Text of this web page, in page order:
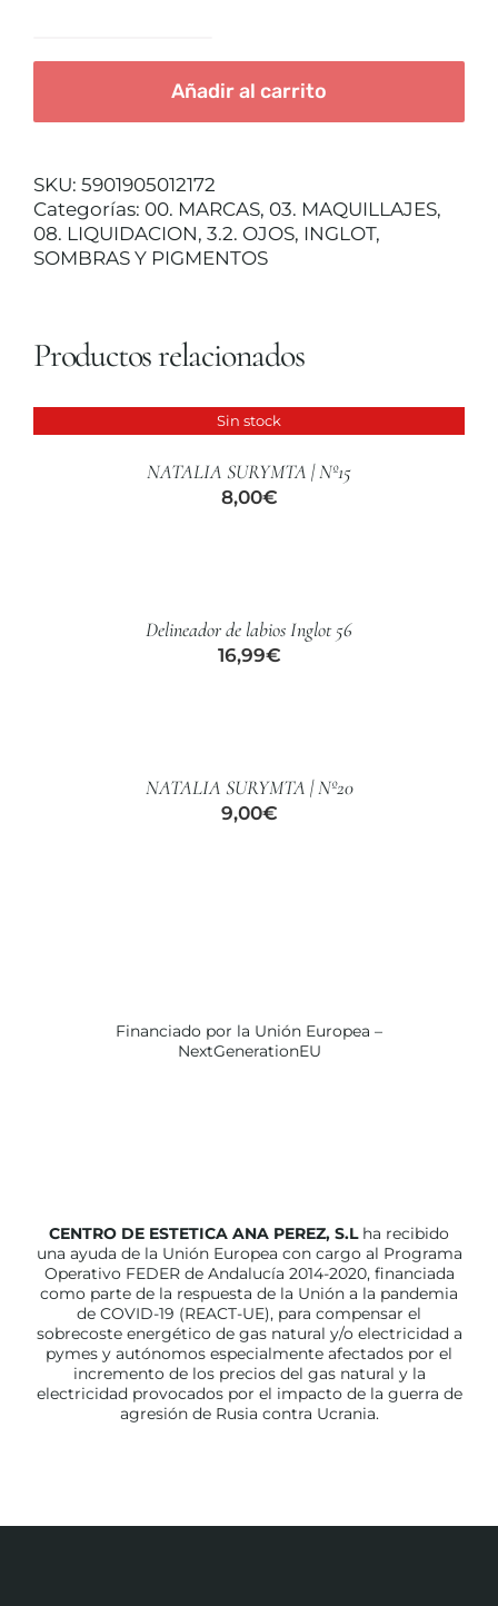
CUIDADO CAPILAR
system
sombra
NEON
256
cantidad
Añadir al carrito
SKU: 5901905012172
Categorías: 00. MARCAS, 03. MAQUILLAJES,
08. LIQUIDACION, 3.2. OJOS, INGLOT,
SOMBRAS Y PIGMENTOS
Productos relacionados
Sin stock
NATALIA SURYMTA | Nº15
8,00€
Delineador de labios Inglot 56
16,99€
NATALIA SURYMTA | Nº20
9,00€
Financiado por la Unión Europea –
NextGenerationEU
CENTRO DE ESTETICA ANA PEREZ, S.Lha recibido
una ayuda de la Unión Europea con cargo al Programa
Operativo FEDER de Andalucía 2014-2020, financiada
como parte de la respuesta de la Unión a la pandemia
de COVID-19 (REACT-UE), para compensar el
sobrecoste energético de gas natural y/o electricidad a
pymes y autónomos especialmente afectados por el
incremento de los precios del gas natural y la
electricidad provocados por el impacto de la guerra de
agresión de Rusia contra Ucrania.